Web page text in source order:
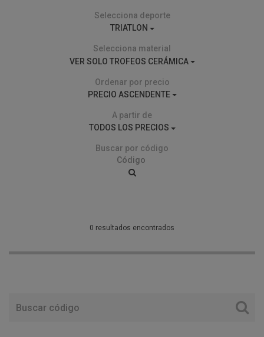
Selecciona deporte
TRIATLON
Selecciona material
VER SOLO TROFEOS CERÁMICA
Ordenar por precio
PRECIO ASCENDENTE
A partir de
TODOS LOS PRECIOS
Buscar por código
0 resultados encontrados